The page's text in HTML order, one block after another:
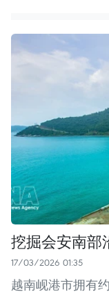
挖掘会安南部
17/03/2026 01:35
越南岘港市拥有